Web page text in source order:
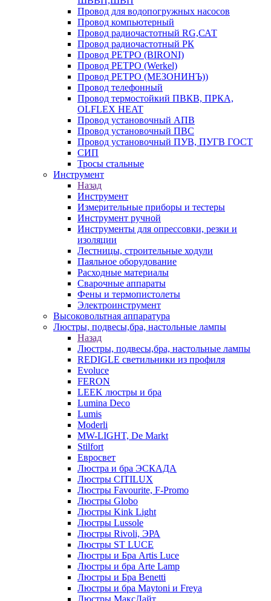
Провод для водопогружных насосов
Провод компьютерный
Провод радиочастотный RG,САТ
Провод радиочастотный РК
Провод РЕТРО (BIRONI)
Провод РЕТРО (Werkel)
Провод РЕТРО (МЕЗОНИНЪ))
Провод телефонный
Провод термостойкий ПВКВ, ПРКА,
OLFLEX HEAT
Провод установочный АПВ
Провод установочный ПВС
Провод установочный ПУВ, ПУГВ ГОСТ
СИП
Тросы стальные
Инструмент
Назад
Инструмент
Измерительные приборы и тестеры
Инструмент ручной
Инструменты для опрессовки, резки и
изоляции
Лестницы, строительные ходули
Паяльное оборудование
Расходные материалы
Сварочные аппараты
Фены и термопистолеты
Электроинструмент
Высоковольтная аппаратура
Люстры, подвесы,бра, настольные лампы
Назад
Люстры, подвесы,бра, настольные лампы
REDIGLE светильники из профиля
Evoluce
FERON
LEEK люстры и бра
Lumina Deco
Lumis
Moderli
MW-LIGHT, De Markt
Stilfort
Евросвет
Люстра и бра ЭСКАДА
Люстры CITILUX
Люстры Favourite, F-Promo
Люстры Globo
Люстры Kink Light
Люстры Lussole
Люстры Rivoli, ЭРА
Люстры ST LUCE
Люстры и Бра Artis Luce
Люстры и бра Arte Lamp
Люстры и Бра Benetti
Люстры и бра Maytoni и Freya